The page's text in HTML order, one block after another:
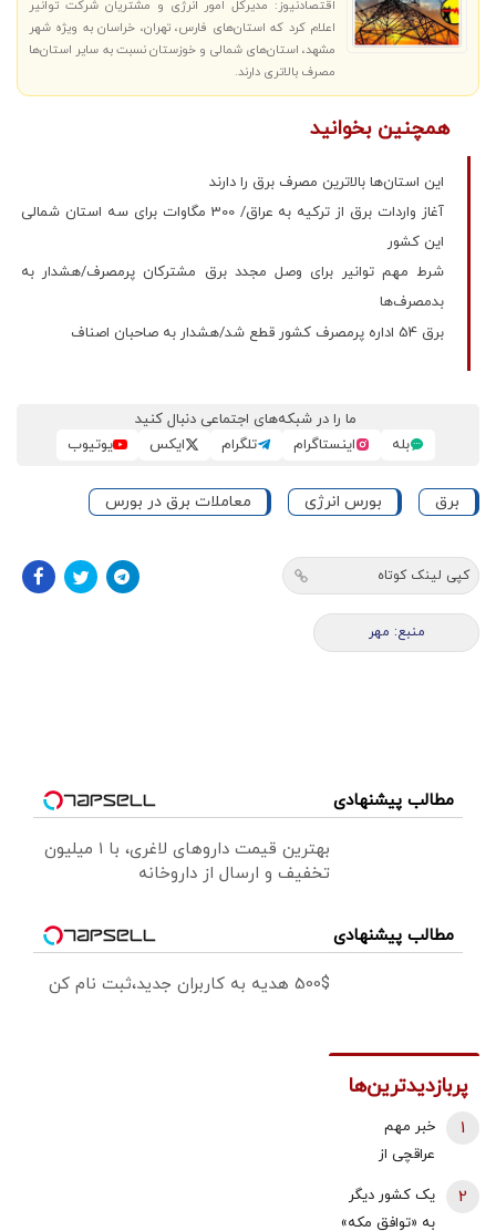
اقتصادنیوز: مدیرکل امور انرژی و مشتریان شرکت توانیر
اعلام کرد که استان‌های فارس، تهران، خراسان به ویژه شهر
مشهد، استان‌های شمالی و خوزستان نسبت به سایر استان‌ها
مصرف بالاتری دارند.
همچنین بخوانید
این استان‌ها بالاترین مصرف برق را دارند
آغاز واردات برق از ترکیه به عراق/ 300 مگاوات برای سه استان شمالی
این کشور
شرط مهم توانیر برای وصل مجدد برق مشترکان پرمصرف/هشدار به
بدمصرف‌ها
برق 54 اداره پرمصرف کشور قطع شد/هشدار به صاحبان اصناف
ما را در شبکه‌های اجتماعی دنبال کنید
بله
اینستاگرام تلگرام ایکس یوتیوب
برق بورس انرژی معاملات برق در بورس
کپی لینک کوتاه
منبع: مهر
مطالب پیشنهادی
بهترین قیمت داروهای لاغری، با ۱ میلیون
تخفیف و ارسال از داروخانه‌
مطالب پیشنهادی
500$ هدیه به کاربران جدید،ثبت نام کن
پربازدیدترین‌ها
خبر مهم
عراقچی از
نیروهای نظامی
1
یک کشور دیگر
به «توافق مکه»
2